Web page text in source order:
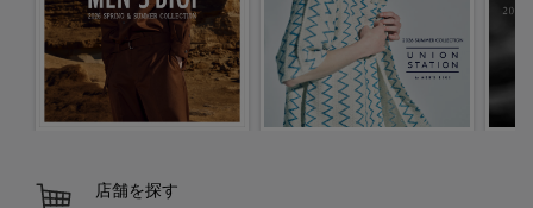
店舗を探す